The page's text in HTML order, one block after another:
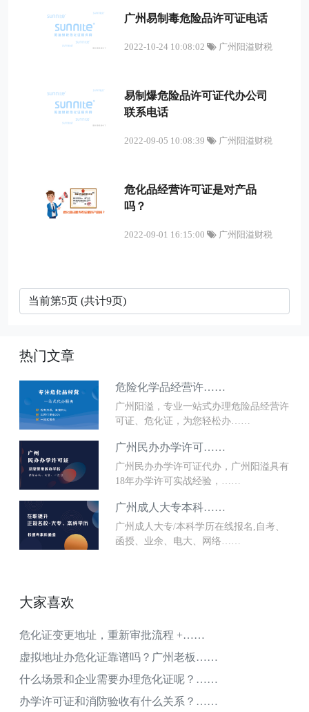
广州易制毒危险品许可证电话
2022-10-24 10:08:02 广州阳溢财税
易制爆危险品许可证代办公司
联系电话
2022-09-05 10:08:39 广州阳溢财税
危化品经营许可证是对产品
吗？
2022-09-01 16:15:00 广州阳溢财税
热门文章
危险化学品经营许……
广州阳溢，专业一站式办理危险品经营许
可证、危化证，为您轻松办……
广州民办办学许可……
广州民办办学许可证代办，广州阳溢具有
18年办学许可实战经验，……
广州成人大专本科……
广州成人大专/本科学历在线报名,自考、
函授、业余、电大、网络……
大家喜欢
危化证变更地址，重新审批流程 +……
虚拟地址办危化证靠谱吗？广州老板……
什么场景和企业需要办理危化证呢？……
办学许可证和消防验收有什么关系？……